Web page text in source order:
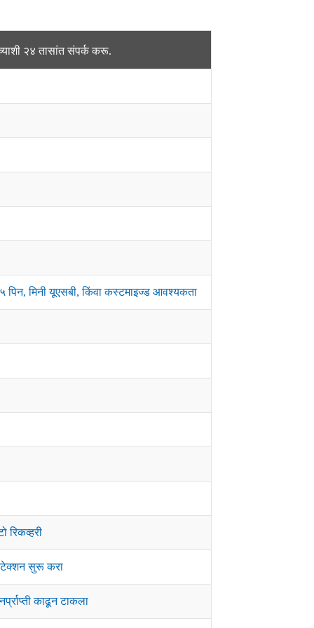
२४ तासांत संपर्क करू.
मिनी यूएसबी, किंवा कस्टमाइज्ड आवश्यकता
रिकव्हरी
सुरू करा
काढून टाकला